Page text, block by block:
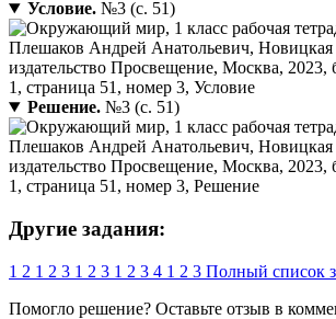
Условие.№3 (с. 51)
Решение.№3 (с. 51)
Другие задания:
1 2 1 2 3 1 2 3 1 2 3 4 1 2 3 Полный список
Помогло решение? Оставьте отзыв в